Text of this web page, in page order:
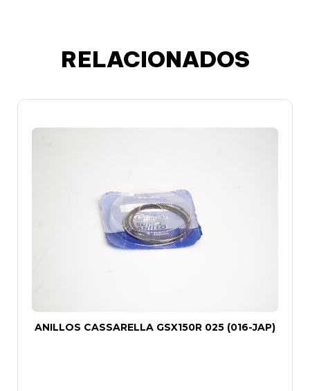
RELACIONADOS
ANILLOS CASSARELLA GSX150R 025 (016-JAP)